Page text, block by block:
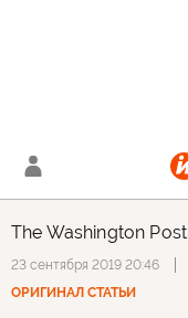
The Washington Post
23 сентября 2019 20:46
ОРИГИНАЛ СТАТЬИ